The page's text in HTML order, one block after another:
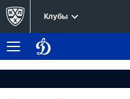
Клубы
Меню
Динамо
Москва